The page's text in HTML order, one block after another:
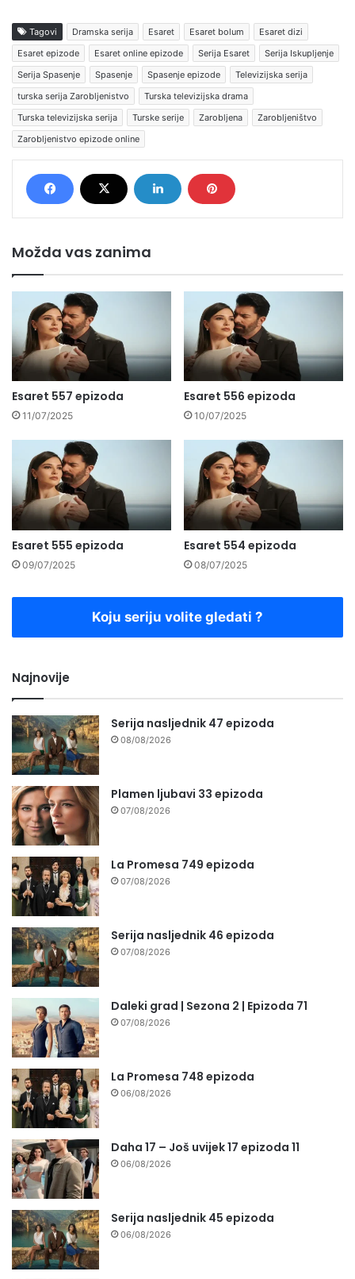
Tagovi Dramska serija Esaret Esaret bolum
Esaret dizi
Esaret epizode
Esaret online epizode Serija Esaret
Serija Iskupljenje
Serija Spasenje
Spasenje Spasenje epizode
Televizijska serija
turska serija Zarobljenistvo
Turska televizijska drama
Turska televizijska serija
Turske serije Zarobljena
Zarobljeništvo
Zarobljenistvo epizode online
Možda vas zanima
Esaret 557 epizoda
11/07/2025
Esaret 556 epizoda
10/07/2025
Esaret 555 epizoda
09/07/2025
Esaret 554 epizoda
08/07/2025
Koju seriju volite gledati ?
Najnovije
Serija nasljednik 47 epizoda
08/08/2026
Plamen ljubavi 33 epizoda
07/08/2026
La Promesa 749 epizoda
07/08/2026
Serija nasljednik 46 epizoda
07/08/2026
Daleki grad | Sezona 2 | Epizoda 71
07/08/2026
La Promesa 748 epizoda
06/08/2026
Daha 17 – Još uvijek 17 epizoda 11
06/08/2026
Serija nasljednik 45 epizoda
06/08/2026